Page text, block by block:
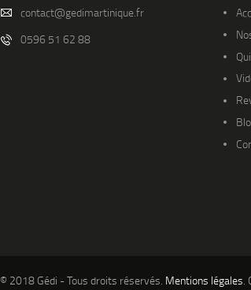
contact@gedimartinique.fr
0596 51 62 88
© 2018 Gédi - Tous droits réservés. Mentions légales